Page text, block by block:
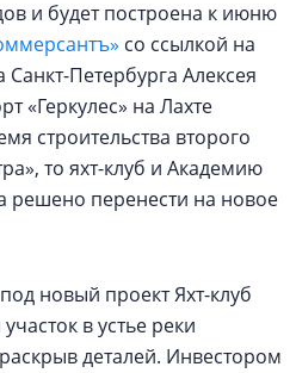
и будет построена к июню
со ссылкой на
Санкт-Петербурга Алексея
«Геркулес» на Лахте
строительства второго
то яхт-клуб и Академию
решено перенести на новое
новый проект Яхт-клуб
в устье реки
деталей. Инвестором